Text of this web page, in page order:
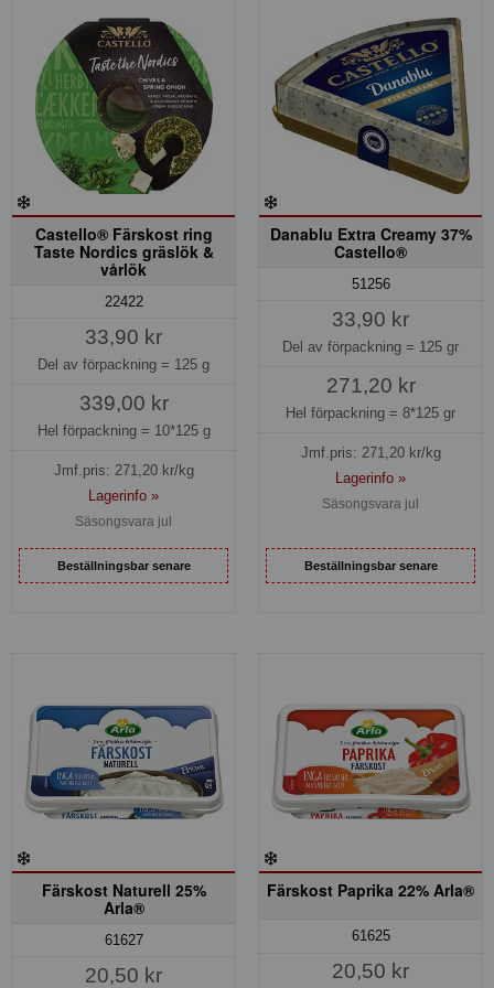
Castello® Färskost ring
Taste Nordics gräslök &
vårlök
22422
33,90 kr
Del av förpackning = 125 g
339,00 kr
Hel förpackning = 10*125 g
Jmf.pris: 271,20kr/kg
Lagerinfo »
Säsongsvara jul
Beställningsbar senare
Danablu Extra Creamy 37%
Castello®
51256
33,90 kr
Del av förpackning = 125 gr
271,20 kr
Hel förpackning = 8*125 gr
Jmf.pris: 271,20kr/kg
Lagerinfo »
Säsongsvara jul
Beställningsbar senare
Färskost Naturell 25%
Arla®
61627
20,50 kr
Färskost Paprika 22% Arla®
61625
20,50 kr